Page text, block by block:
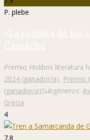
P. plebe
«La conjura de los
Camacho
Premio Hislibris literatura
2024 (ganador/a), Premio
(ganador/a)Subgéneros:
Grecia
4
7.8